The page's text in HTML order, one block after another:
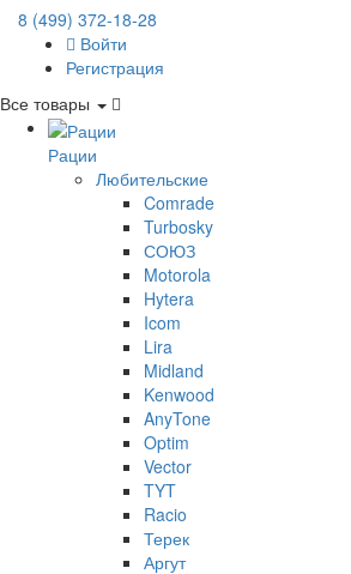
8 (499) 372-18-28
Войти
Регистрация
Все товары
Рации
Любительские
Comrade
Turbosky
СОЮЗ
Motorola
Hytera
Icom
Lira
Midland
Kenwood
AnyTone
Optim
Vector
TYT
Racio
Терек
Аргут